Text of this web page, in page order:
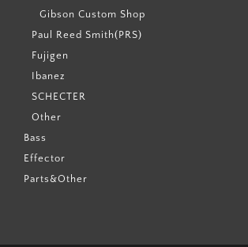
Gibson Custom Shop
Paul Reed Smith(PRS)
Fujigen
Ibanez
SCHECTER
Other
Bass
Effector
Parts&Other